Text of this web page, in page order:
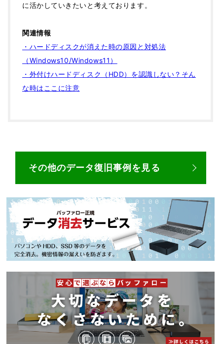
に活かしていきたいと考えております。
関連情報
・ハードディスクが消えた時の原因と対処法
（Windows10/Windows11）
・外付けハードディスク（HDD）を認識しない？そん
な時はここに注意
その他のデータ復旧事例を見る